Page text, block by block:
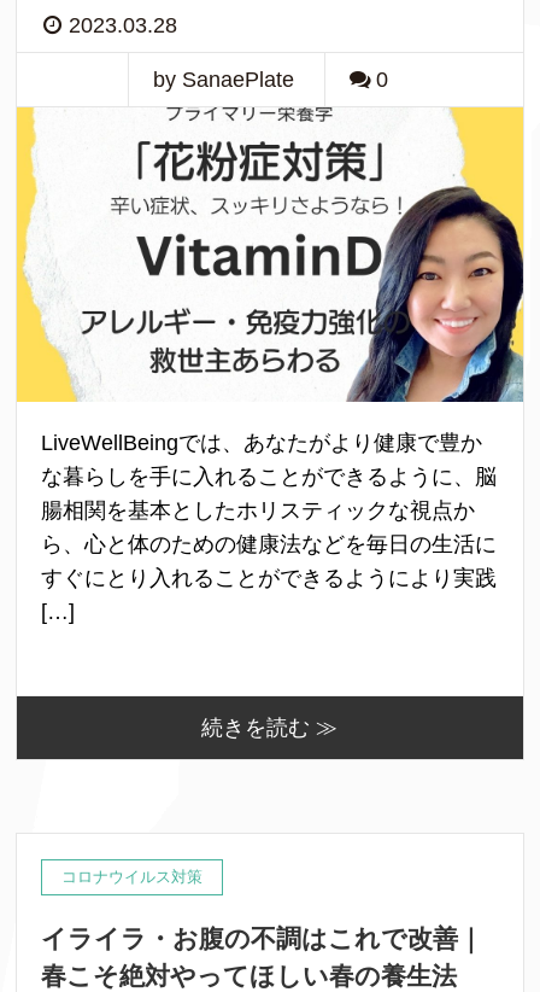
2023.03.28
by SanaePlate 0
LiveWellBeingでは、あなたがより健康で豊か
な暮らしを手に入れることができるように、脳
腸相関を基本としたホリスティックな視点か
ら、心と体のための健康法などを毎日の生活に
すぐにとり入れることができるようにより実践
[…]
続きを読む ≫
コロナウイルス対策
イライラ・お腹の不調はこれで改善｜
春こそ絶対やってほしい春の養生法